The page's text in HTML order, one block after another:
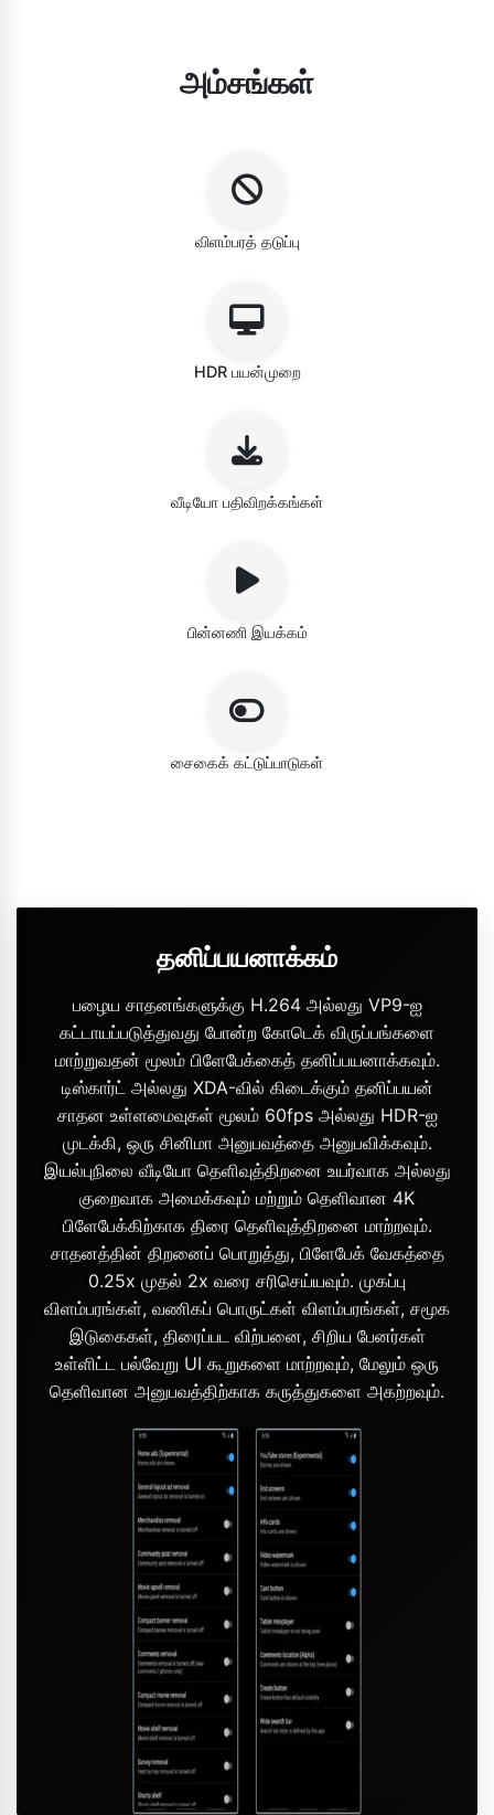
அம்சங்கள்
விளம்பரத் தடுப்பு
HDR பயன்முறை
வீடியோ பதிவிறக்கங்கள்
பின்னணி இயக்கம்
சைகைக் கட்டுப்பாடுகள்
தனிப்பயனாக்கம்
பழைய சாதனங்களுக்கு H.264 அல்லது VP9-ஐ
கட்டாயப்படுத்துவது போன்ற கோடெக் விருப்பங்களை
மாற்றுவதன் மூலம் பிளேபேக்கைத் தனிப்பயனாக்கவும்.
டிஸ்கார்ட் அல்லது XDA-வில் கிடைக்கும் தனிப்பயன்
சாதன உள்ளமைவுகள் மூலம் 60fps அல்லது HDR-ஐ
முடக்கி, ஒரு சினிமா அனுபவத்தை அனுபவிக்கவும்.
இயல்புநிலை வீடியோ தெளிவுத்திறனை உயர்வாக அல்லது
குறைவாக அமைக்கவும் மற்றும் தெளிவான 4K
பிளேபேக்கிற்காக திரை தெளிவுத்திறனை மாற்றவும்.
சாதனத்தின் திறனைப் பொறுத்து, பிளேபேக் வேகத்தை
0.25x முதல் 2x வரை சரிசெய்யவும். முகப்பு
விளம்பரங்கள், வணிகப் பொருட்கள் விளம்பரங்கள், சமூக
இடுகைகள், திரைப்பட விற்பனை, சிறிய பேனர்கள்
உள்ளிட்ட பல்வேறு UI கூறுகளை மாற்றவும், மேலும் ஒரு
தெளிவான அனுபவத்திற்காக கருத்துகளை அகற்றவும்.